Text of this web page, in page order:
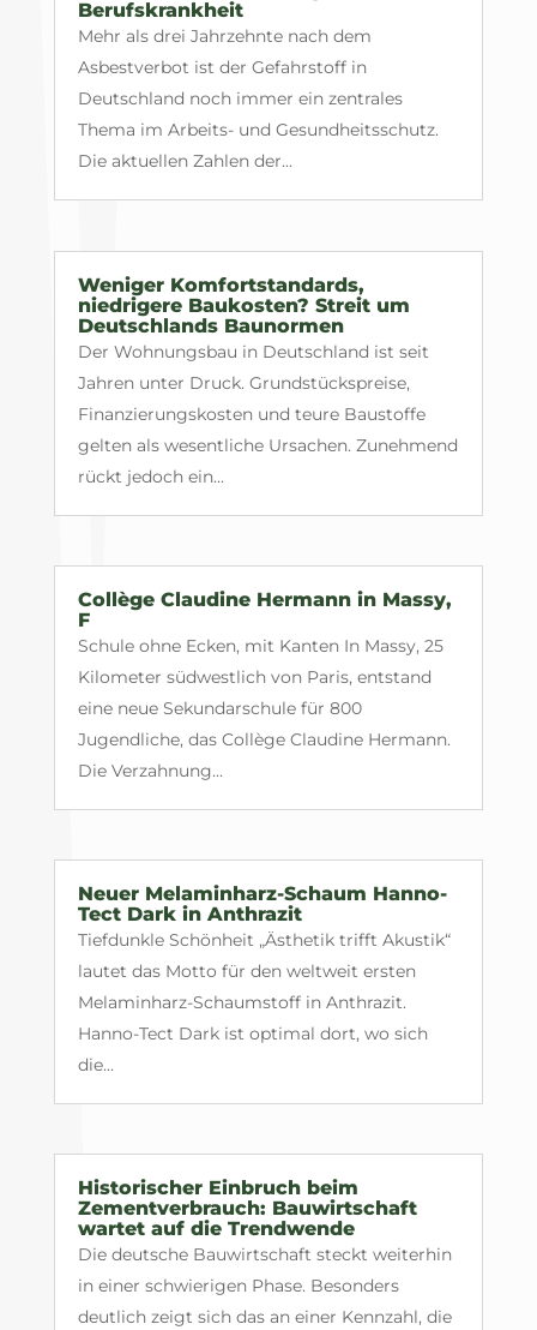
Berufskrankheit
Mehr als drei Jahrzehnte nach dem
Asbestverbot ist der Gefahrstoff in
Deutschland noch immer ein zentrales
Thema im Arbeits- und Gesundheitsschutz.
Die aktuellen Zahlen der...
Weniger Komfortstandards,
niedrigere Baukosten? Streit um
Deutschlands Baunormen
Der Wohnungsbau in Deutschland ist seit
Jahren unter Druck. Grundstückspreise,
Finanzierungskosten und teure Baustoffe
gelten als wesentliche Ursachen. Zunehmend
rückt jedoch ein...
Collège Claudine Hermann in Massy,
F
Schule ohne Ecken, mit Kanten In Massy, 25
Kilometer südwestlich von Paris, entstand
eine neue Sekundarschule für 800
Jugendliche, das Collège Claudine Hermann.
Die Verzahnung...
Neuer Melaminharz-Schaum Hanno-
Tect Dark in Anthrazit
Tiefdunkle Schönheit „Ästhetik trifft Akustik“
lautet das Motto für den weltweit ersten
Melaminharz-Schaumstoff in Anthrazit.
Hanno-Tect Dark ist optimal dort, wo sich
die...
Historischer Einbruch beim
Zementverbrauch: Bauwirtschaft
wartet auf die Trendwende
Die deutsche Bauwirtschaft steckt weiterhin
in einer schwierigen Phase. Besonders
deutlich zeigt sich das an einer Kennzahl, die